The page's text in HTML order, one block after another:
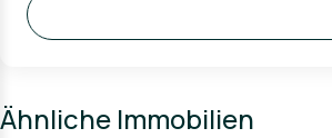
Ähnliche Immobilien